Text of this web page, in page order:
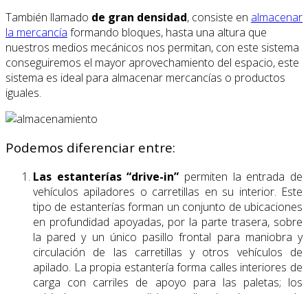
También llamado de gran densidad, consiste en almacenar
la mercancía formando bloques, hasta una altura que
nuestros medios mecánicos nos permitan, con este sistema
conseguiremos el mayor aprovechamiento del espacio, este
sistema es ideal para almacenar mercancías o productos
iguales.
Podemos diferenciar entre:
Las estanterías “drive-in” permiten la entrada de
vehículos apiladores o carretillas en su interior. Este
tipo de estanterías forman un conjunto de ubicaciones
en profundidad apoyadas, por la parte trasera, sobre
la pared y un único pasillo frontal para maniobra y
circulación de las carretillas y otros vehículos de
apilado. La propia estantería forma calles interiores de
carga con carriles de apoyo para las paletas; los